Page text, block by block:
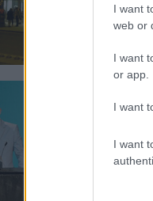
I want
web or
I want
or app.
I want
I want